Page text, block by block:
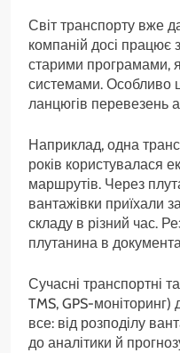
Світ транспорту вже
компаній досі працює
старими програмами,
системами. Особливо
ланцюгів перевезень
Наприклад, одна
років користувалася
маршрутів. Через
вантажівки приїхали
складу в різний час.
плутанина в
Сучасні транспортні
TMS, GPS-
все: від розподілу
до аналітики й